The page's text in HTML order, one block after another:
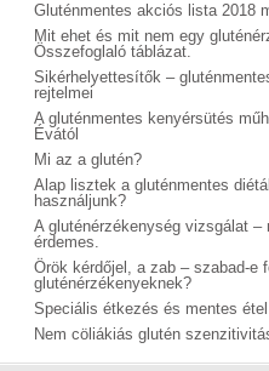
Gluténmentes akciós lista 2018
Mit ehet és mit nem egy
Összefoglaló táblázat.
Sikérhelyettesítők –
rejtelmei
A gluténmentes kenyérsütés
Évától
Mi az a glutén?
Alap lisztek a gluténmentes
használjunk?
A gluténérzékenység vizsgálat –
érdemes.
Örök kérdőjel, a zab – szabad-e
gluténérzékenyeknek?
Speciális étkezés és mentes
Nem cöliákiás glutén